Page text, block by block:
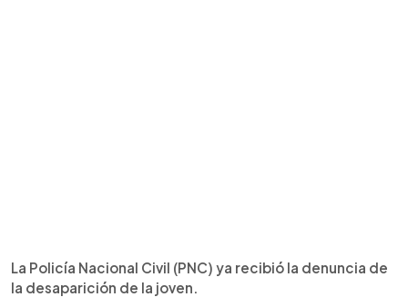
La Policía Nacional Civil (PNC) ya recibió la denuncia de
la desaparición de la joven.